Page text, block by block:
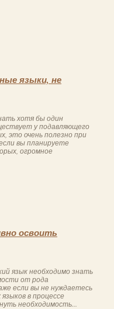
языки, не
хотя бы один
у подавляющего
это очень полезно при
вы планируете
огромное
освоить
язык необходимо знать
от рода
если вы не нуждаетесь
в процессе
необходимость...